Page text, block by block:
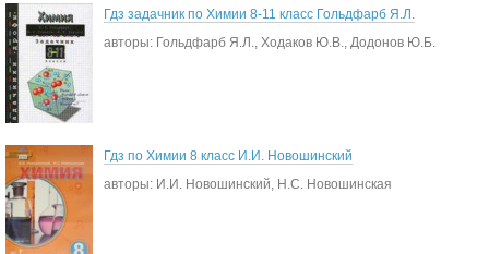
Гдз задачник по Химии 8-11 класс Гольдфарб Я.Л.
авторы: Гольдфарб Я.Л., Ходаков Ю.В., Додонов Ю.Б.
Гдз по Химии 8 класс И.И. Новошинский
авторы: И.И. Новошинский, Н.С. Новошинская